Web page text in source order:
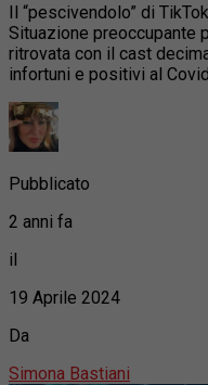
Il “pescivendolo” di
Situazione preoccupante
ritrovata con il cast
infortuni e positivi al Covid
Pubblicato
2 anni fa
il
19 Aprile 2024
Da
Simona Bastiani